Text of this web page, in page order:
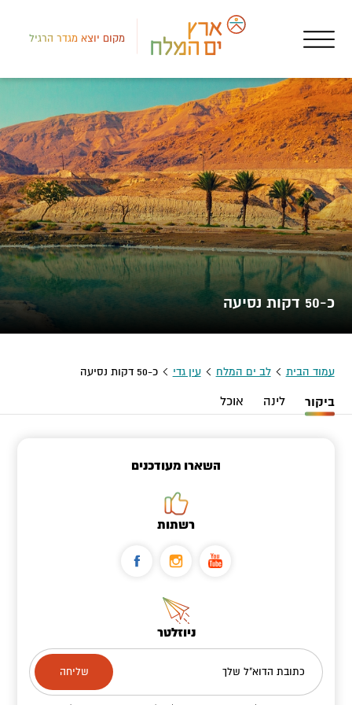
מקום יוצא מגדר הרגיל
כ-50 דקות נסיעה
עמוד הבית לב ים המלח עין גדי כ-50 דקות נסיעה
ביקור לינה אוכל
השארו מעודכנים
רשתות
ניוזלטר
כתובת הדוא"ל שלך